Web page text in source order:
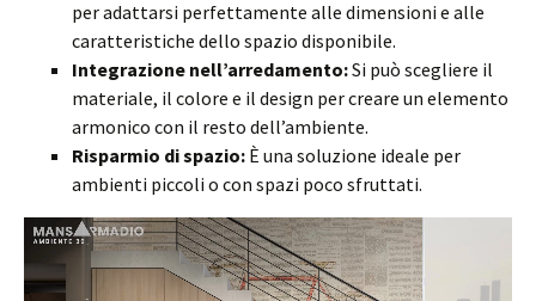
per adattarsi perfettamente alle dimensioni e alle
caratteristiche dello spazio disponibile.
Integrazione nell’arredamento:Si può scegliere il
materiale, il colore e il design per creare un elemento
armonico con il resto dell’ambiente.
Risparmio di spazio: È una soluzione ideale per
ambienti piccoli o con spazi poco sfruttati.
Video
Player